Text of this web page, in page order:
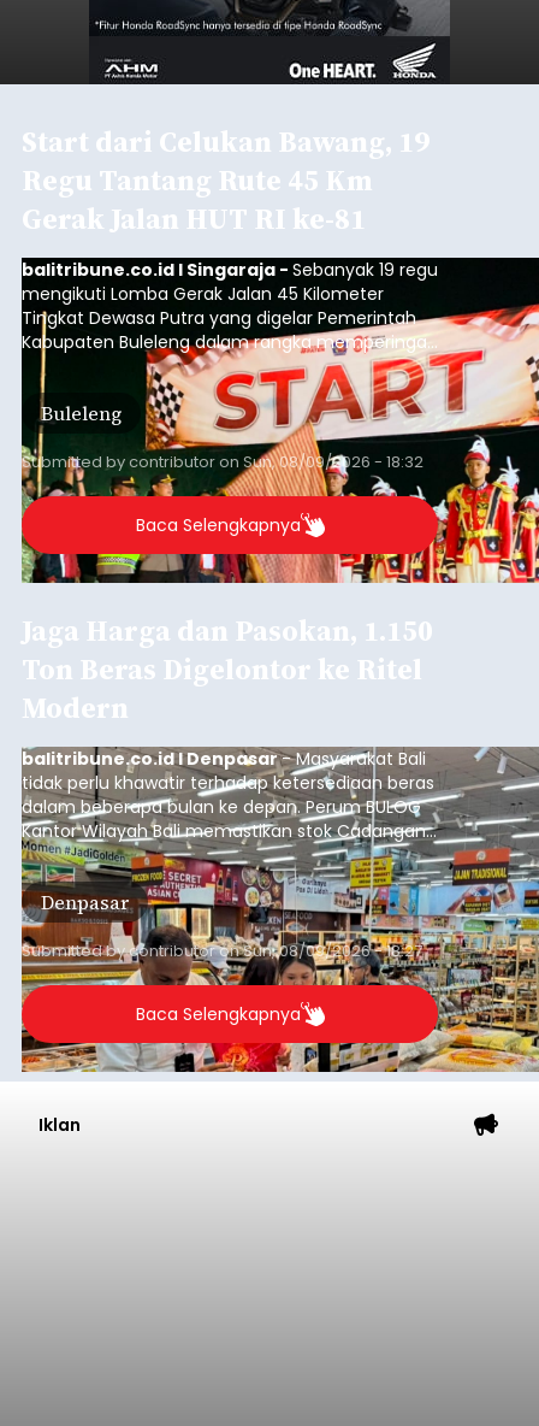
Start dari Celukan Bawang, 19
Regu Tantang Rute 45 Km
Gerak Jalan HUT RI ke-81
balitribune.co.id I Singaraja - Sebanyak 19 regu
mengikuti Lomba Gerak Jalan 45 Kilometer
Tingkat Dewasa Putra yang digelar Pemerintah
Kabupaten Buleleng dalam rangka memperingati
HUT ke-81 Kemerdekaan Republik Indonesia.
Lomba resmi dimulai dari Lapangan Sepak Bola
Desa Celukan Bawang, Sabtu (8/8/2026) malam.
Buleleng
Submitted bycontributoron Sun, 08/09/2026 - 18:32
Baca Selengkapnya
Jaga Harga dan Pasokan, 1.150
Ton Beras Digelontor ke Ritel
Modern
balitribune.co.id I Denpasar- Masyarakat Bali
tidak perlu khawatir terhadap ketersediaan beras
dalam beberapa bulan ke depan. Perum BULOG
Kantor Wilayah Bali memastikan stok Cadangan
Beras Pemerintah (CBP) masih dalam kondisi
aman, bahkan diproyeksikan mampu memenuhi
kebutuhan masyarakat hingga sekitar 10 bulan.
Denpasar
Submitted bycontributoronSun, 08/09/2026 - 18:27
Baca Selengkapnya
Iklan